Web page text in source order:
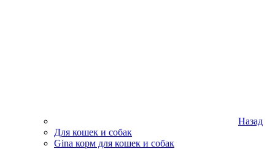
Назад
Для кошек и собак
Gina корм для кошек и собак